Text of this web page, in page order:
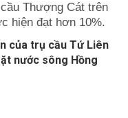
Thượng Cát trên
hiện đạt hơn 10%.
của trụ cầu Tứ Liên
nước sông Hồng